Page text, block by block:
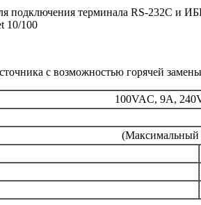
подключения терминала RS-232C и
10/100
с возможностью горячей
100VAC, 9А,
(Максимальный